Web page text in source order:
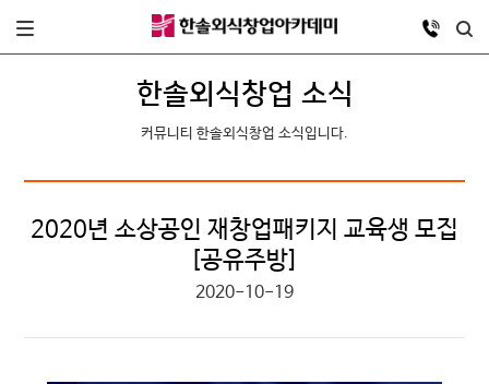
한솔외식창업 소식
커뮤니티 한솔외식창업 소식입니다.
2020년 소상공인 재창업패키지 교육생 모집
[공유주방]
2020-10-19